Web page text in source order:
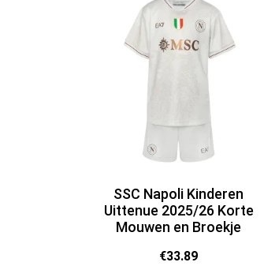
SSC Napoli Kinderen
Uittenue 2025/26 Korte
Mouwen en Broekje
€33.89